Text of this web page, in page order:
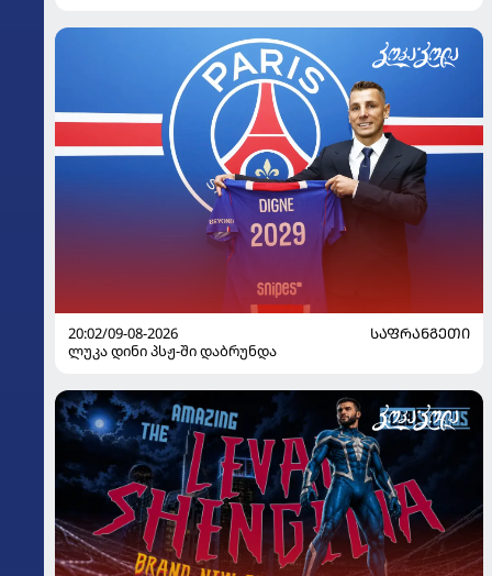
20:02/09-08-2026
ᲡᲐᲤᲠᲐᲜᲒᲔᲗᲘ
ლუკა დინი პსჟ-ში დაბრუნდა